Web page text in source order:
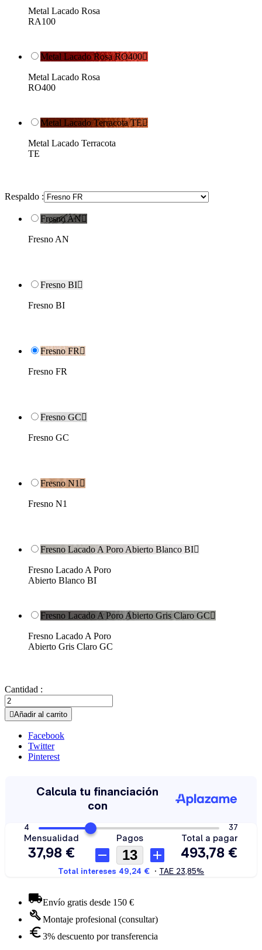
Metal Lacado Rosa
RA100
Metal Lacado Rosa RO400
Metal Lacado Rosa
RO400
Metal Lacado Terracota TE
Metal Lacado Terracota
TE
Respaldo :
Fresno AN
Fresno AN
Fresno BI
Fresno BI
Fresno FR 
Fresno FR
Fresno GC
Fresno GC
Fresno N1 
Fresno N1
Fresno Lacado A Poro Abierto Blanco BI
Fresno Lacado A Poro
Abierto Blanco BI
Fresno Lacado A Poro Abierto Gris Claro GC
Fresno Lacado A Poro
Abierto Gris Claro GC
Cantidad :
Añadir al carrito
Facebook
Twitter
Pinterest
Envío gratis desde 150 €
Montaje profesional (consultar)
3% descuento por transferencia